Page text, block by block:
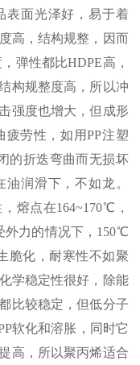
表面光泽好，易于着
高，结构规整，因而
弹性都比HDPE高，
构规整度高，所以冲
强度也增大，但成形
疲劳性，如用PP注塑
的折迭弯曲而无损坏
润滑下，不如龙。
熔点在164~170℃ ，
力的情况下， 150℃
脆化，耐寒性不如聚
学稳定性很好，除能
比较稳定，但低分子
软化和溶胀，同时它
高，所以聚丙烯适合